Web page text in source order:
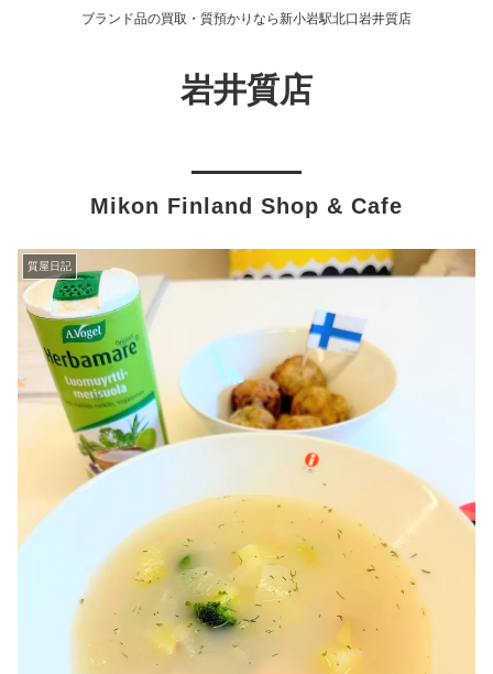
ブランド品の買取・質預かりなら新小岩駅北口岩井質店
岩井質店
Mikon Finland Shop & Cafe
質屋日記